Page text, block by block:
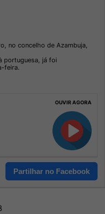
no concelho de Azambuja,
portuguesa, já foi
feira.
OUVIR AGORA
Partilhar no Facebook